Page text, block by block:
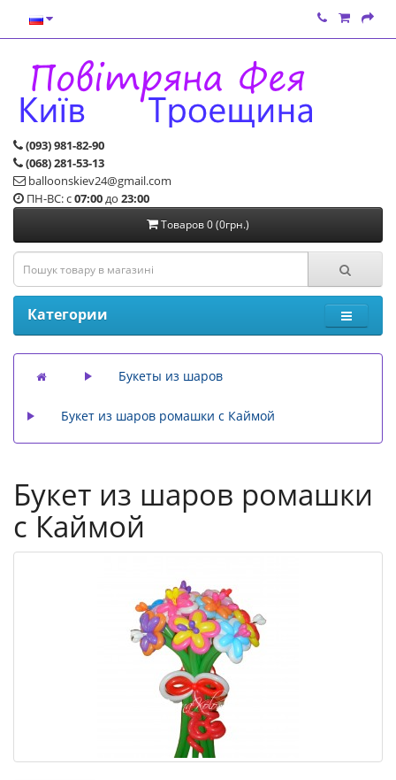
(093) 981-82-90
(068) 281-53-13
balloonskiev24@gmail.com
ПН-ВС: с07:00до 23:00
Товаров 0 (0грн.)
Категории
Букеты из шаров
Букет из шаров ромашки с Каймой
Букет из шаров ромашки
с Каймой